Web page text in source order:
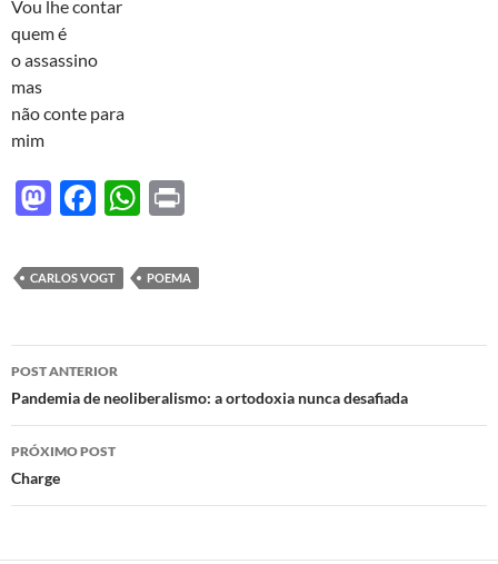
o
n o
k
Vou lhe contar
quem é
o assassino
mas
não conte para
mim
M
to
d
o
n
F
e
b
o
o
k
W
at
s
A
p
nt
CARLOS VOGT POEMA
Navegação
de
posts
POST ANTERIOR
Pandemia de neoliberalismo: a ortodoxia nunca desafiada
PRÓXIMO POST
Charge